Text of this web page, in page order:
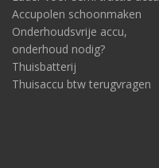
Accupolen schoonmaken
Onderhoudsvrije accu,
onderhoud nodig?
Thuisbatterij
Thuisaccu btw terugvragen